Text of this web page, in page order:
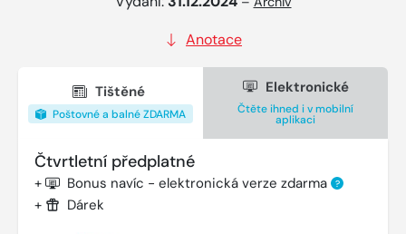
Anotace
Tištěné
Poštovné a balné ZDARMA
Elektronické
Čtěte ihned i v mobilní
aplikaci
Čtvrtletní předplatné
+ Bonus navíc - elektronická verze zdarma ?
+ Dárek